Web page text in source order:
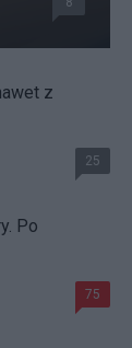
z
25
Po
75